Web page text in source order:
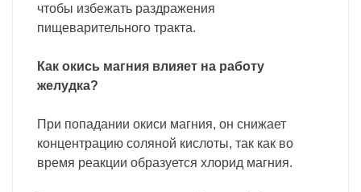
чтобы избежать раздражения
пищеварительного тракта.
Как окись магния влияет на работу
желудка?
При попадании окиси магния, он снижает
концентрацию соляной кислоты, так как во
время реакции образуется хлорид магния.